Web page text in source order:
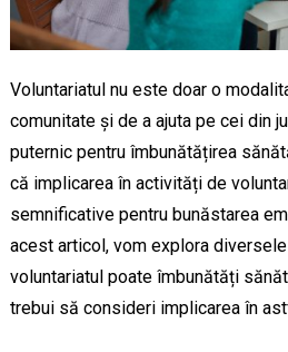
Voluntariatul nu este doar o
comunitate și de a ajuta pe cei din
puternic pentru îmbunătățirea
că implicarea în activități de
semnificative pentru bunăstarea
acest articol, vom explora
voluntariatul poate îmbunătăți
trebui să consideri implicarea în